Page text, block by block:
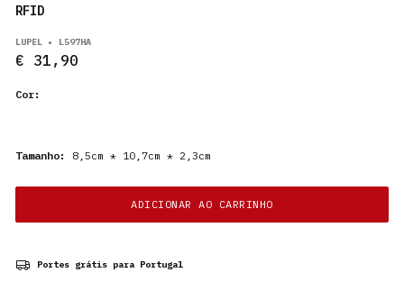
RFID
LUPEL • L597HA
€ 31,90
Cor:
Tamanho: 8,5cm * 10,7cm * 2,3cm
ADICIONAR AO CARRINHO
Portes grátis para Portugal